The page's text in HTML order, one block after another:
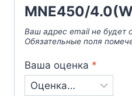
MNE450/
Ваш адрес email не будет
Обязательные поля
Ваша оценка *